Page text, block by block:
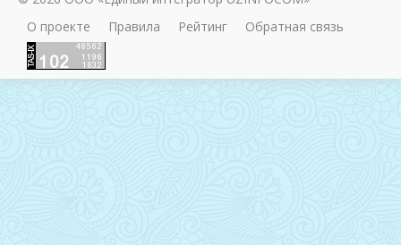
О проекте
Правила Рейтинг Обратная связь